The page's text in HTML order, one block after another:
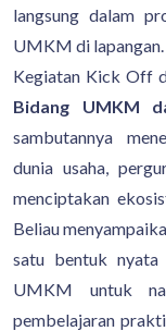
langsung dalam
UMKM di lapangan.
Kegiatan Kick Off
Bidang UMKM
sambutannya
dunia usaha,
menciptakan
Beliau
satu bentuk nyata
UMKM untuk
pembelajaran